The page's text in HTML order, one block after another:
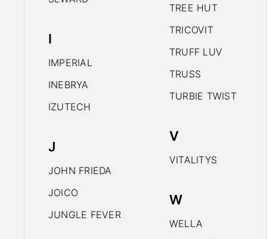
I
IMPERIAL
INEBRYA
IZUTECH
J
JOHN FRIEDA
JOICO
JUNGLE FEVER
TREE HUT
TRICOVIT
TRUFF LUV
TRUSS
TURBIE TWIST
V
VITALITYS
W
WELLA